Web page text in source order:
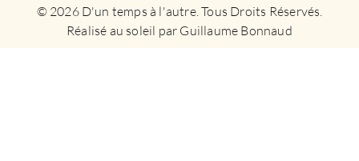
© 2026 D'un temps à l'autre. Tous Droits Réservés.
Réalisé au soleil par Guillaume Bonnaud